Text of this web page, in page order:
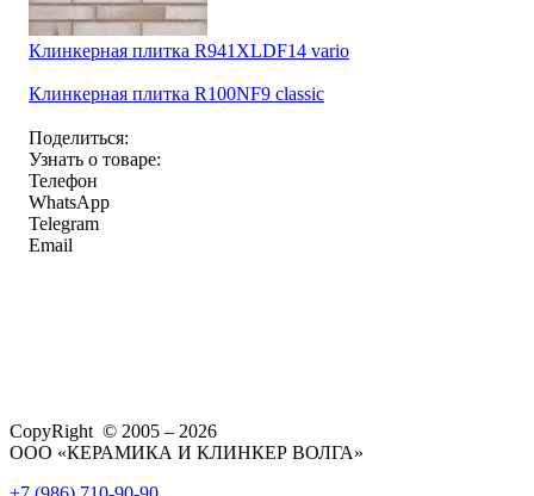
Клинкерная плитка R941XLDF14 vario
Клинкерная плитка R100NF9 classic
Поделиться:
Узнать о товаре:
Телефон
WhatsApp
Telegram
Email
CopyRight © 2005 – 2026
ООО «КЕРАМИКА И КЛИНКЕР ВОЛГА»